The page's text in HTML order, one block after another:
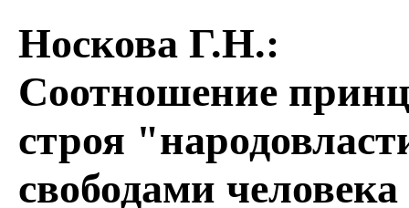
Носкова Г.Н.:
Соотношение
строя
свободами